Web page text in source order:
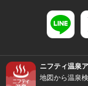
ニフティ温泉
地図から温泉